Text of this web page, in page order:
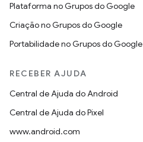
Plataforma no Grupos do Google
Criação no Grupos do Google
Portabilidade no Grupos do Google
RECEBER AJUDA
Central de Ajuda do Android
Central de Ajuda do Pixel
www.android.com